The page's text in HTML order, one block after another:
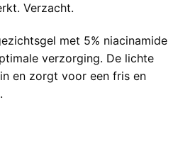
Verzacht.
met 5% niacinamide
verzorging. De lichte
en zorgt voor een fris en